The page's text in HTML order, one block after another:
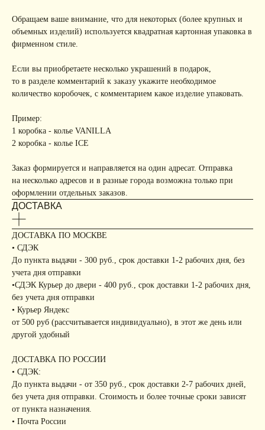
Обращаем ваше внимание, что для некоторых (более крупных и
объемных изделий) используется квадратная картонная упаковка в
фирменном стиле.
Если вы приобретаете несколько украшений в подарок,
то в разделе комментарий к заказу укажите необходимое
количество коробочек, с комментарием какое изделие упаковать.
Пример:
1 коробка - колье VANILLA
2 коробка - колье ICE
Заказ формируется и направляется на один адресат. Отправка
на несколько адресов и в разные города возможна только при
оформлении отдельных заказов.
ДОСТАВКА
ДОСТАВКА ПО МОСКВЕ
• СДЭК
До пункта выдачи - 300 руб., срок доставки 1-2 рабочих дня, без
учета дня отправки
•СДЭК Курьер до двери - 400 руб., срок доставки 1-2 рабочих дня,
без учета дня отправки
• Курьер Яндекс
от 500 руб (рассчитывается индивидуально), в этот же день или
другой удобный
ДОСТАВКА ПО РОССИИ
• СДЭК:
До пункта выдачи - от 350 руб., срок доставки 2-7 рабочих дней,
без учета дня отправки. Стоимость и более точные сроки зависят
от пункта назначения.
• Почта России